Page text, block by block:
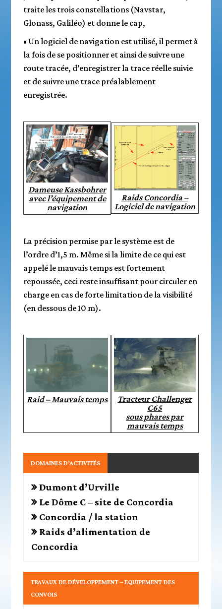
traite les trois constellations (Navstar,
Glonass, Galiléo) et donne le cap,
• Un logiciel de navigation est utilisé, il permet à
la fois de se positionner et ainsi de suivre une
route tracée, d’enregistrer la trace réelle suivie
et de suivre une trace préalablement
enregistrée.
Dameuse Kassbohrer
avec l’équipement de
navigation
Raids Concordia –
Logiciel de navigation
La précision permise par le système est de
l’ordre d’1,5 m. Même si la limite de ce qui est
appelé le mauvais temps est fortement
repoussée, ceci reste insuffisant pour circuler en
charge en cas de forte limitation de la visibilité
(en dessous de 10 m).
Raid – Mauvais temps
Tracteur Challenger
C65
sous phares par
mauvais temps
DOMAINES D’ACTIVITÉS
Dumont d’Urville
Le Dôme C – site de Concordia
Concordia / la station
Raids d’alimentation de
Concordia
TRAVAUX DE DÉVELOPPEMENT – EQUIPEMENT DES
CONVOIS